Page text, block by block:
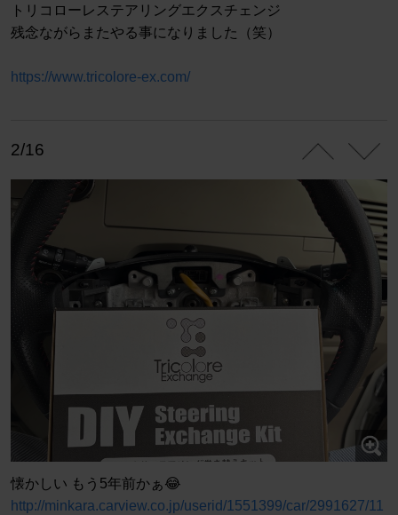
トリコローレステアリングエクスチェンジ
残念ながらまたやる事になりました（笑）
https://www.tricolore-ex.com/
2/16
懐かしい もう5年前かぁ😂
http://minkara.carview.co.jp/userid/1551399/car/2991627/11